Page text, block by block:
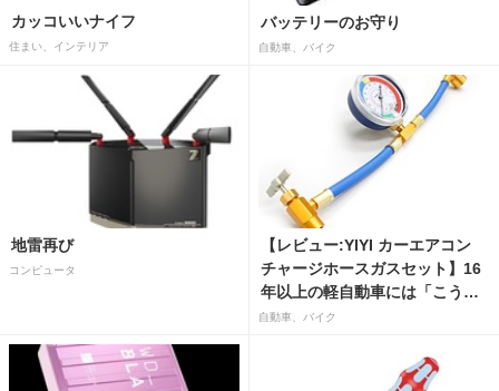
カッコいいナイフ
住まい、インテリア
バッテリーのお守り
自動車、バイク
地雷再び
コンピュータ
【レビュー:YIYI カーエアコン
チャージホースガスセット】16
年以上の軽自動車には「こうか
はばつぐんだ」が…
自動車、バイク